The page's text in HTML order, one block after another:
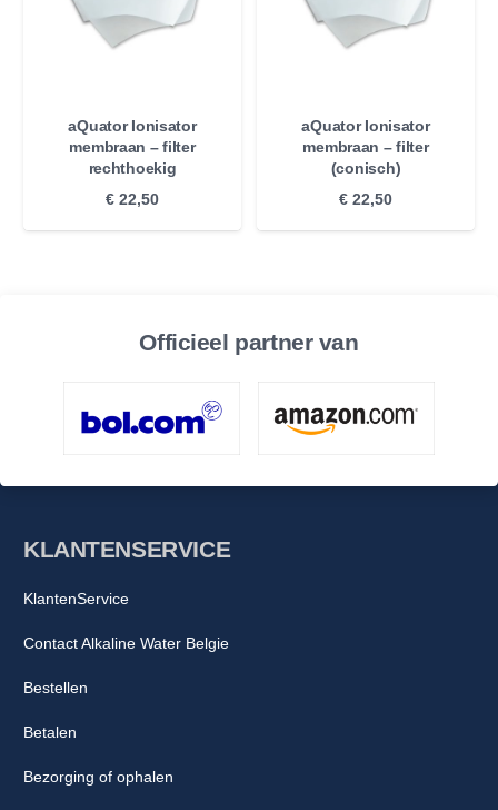
aQuator Ionisator
membraan – filter
rechthoekig
€ 22,50
aQuator Ionisator
membraan – filter
(conisch)
€ 22,50
Officieel partner van
KLANTENSERVICE
KlantenService
Contact Alkaline Water Belgie
Bestellen
Betalen
Bezorging of ophalen